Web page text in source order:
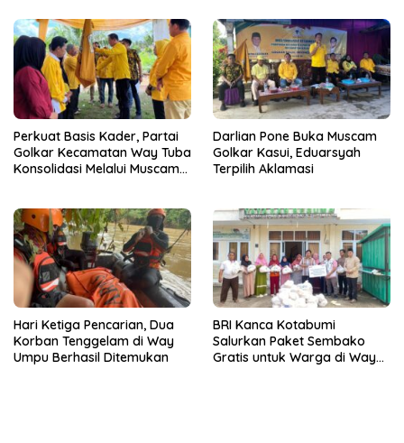
Perkuat Basis Kader, Partai
Golkar Kecamatan Way Tuba
Konsolidasi Melalui Muscam
Darlian Pone Buka Muscam
Golkar Kasui, Eduarsyah
Terpilih Aklamasi
Hari Ketiga Pencarian, Dua
Korban Tenggelam di Way
Umpu Berhasil Ditemukan
BRI Kanca Kotabumi
Salurkan Paket Sembako
Gratis untuk Warga di Way